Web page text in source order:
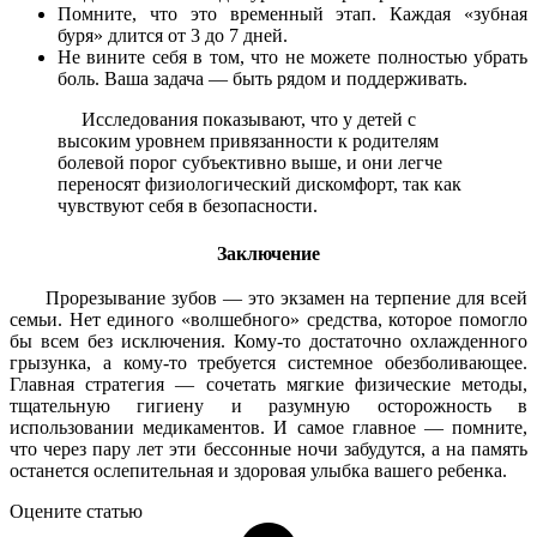
Помните, что это временный этап. Каждая «зубная
буря» длится от 3 до 7 дней.
Не вините себя в том, что не можете полностью убрать
боль. Ваша задача — быть рядом и поддерживать.
Исследования показывают, что у детей с
высоким уровнем привязанности к родителям
болевой порог субъективно выше, и они легче
переносят физиологический дискомфорт, так как
чувствуют себя в безопасности.
Заключение
Прорезывание зубов — это экзамен на терпение для всей
семьи. Нет единого «волшебного» средства, которое помогло
бы всем без исключения. Кому-то достаточно охлажденного
грызунка, а кому-то требуется системное обезболивающее.
Главная стратегия — сочетать мягкие физические методы,
тщательную гигиену и разумную осторожность в
использовании медикаментов. И самое главное — помните,
что через пару лет эти бессонные ночи забудутся, а на память
останется ослепительная и здоровая улыбка вашего ребенка.
Оцените статью